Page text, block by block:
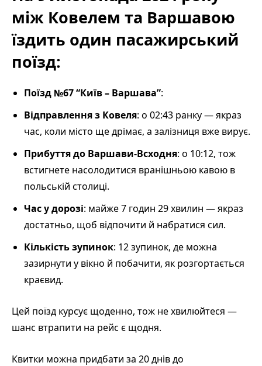
між Ковелем та Варшавою
їздить один пасажирський
поїзд:
Поїзд №67 “Київ – Варшава”:
Відправлення з Ковеля: о 02:43 ранку — якраз
час, коли місто ще дрімає, а залізниця вже вирує.
Прибуття до Варшави-Всходня: о 10:12, тож
встигнете насолодитися вранішньою кавою в
польській столиці.
Час у дорозі: майже 7 годин 29 хвилин — якраз
достатньо, щоб відпочити й набратися сил.
Кількість зупинок: 12 зупинок, де можна
зазирнути у вікно й побачити, як розгортається
краєвид.
Цей поїзд курсує щоденно, тож не хвилюйтеся —
шанс втрапити на рейс є щодня.
Квитки можна придбати за 20 днів до